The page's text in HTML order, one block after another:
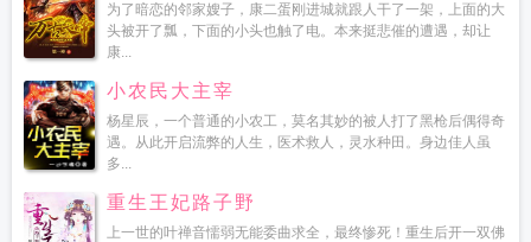
为了暗恋的邻家嫂子，康二蛋刚进城就跟人干了一架，上面的大
头被开了瓢，下面的小头也触了电。本来挺悲催的遭遇，却让
康...
小农民大主宰
杨星辰，一个普通的小农工，莫名其妙的被人打了黑枪后偶得奇
遇。从此开启流弊的人生，医术救人，灵水种田。身边佳人虽
多...
重生王妃路子野
上一世的叶禅音懦弱无能委曲求全，最终惨死！重生后开一双佛